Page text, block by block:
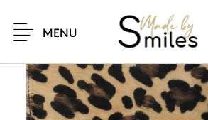
MENU
UDSALG